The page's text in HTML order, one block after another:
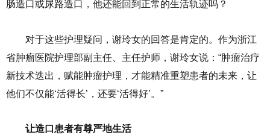
肠造口或尿路造口，他还能回到正常的生活轨迹吗？
对于这些护理疑问，谢玲女的回答是肯定的。作为浙江
省肿瘤医院护理部副主任、主任护师，谢玲女说：“肿瘤治疗
新技术迭出，赋能肿瘤护理，才能精准重塑患者的未来，让
他们不仅能‘活得长’，还要‘活得好’。”
让造口患者有尊严地生活